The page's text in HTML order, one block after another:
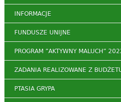
INFORMACJE
FUNDUSZE UNIJNE
PROGRAM ”AKTYWNY MALUCH”
ZADANIA REALIZOWANE Z
PTASIA GRYPA